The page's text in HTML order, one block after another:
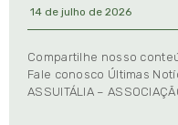
14 de julho de 2026
Compartilhe nosso
Fale conosco Últimas
ASSUITÁLIA –